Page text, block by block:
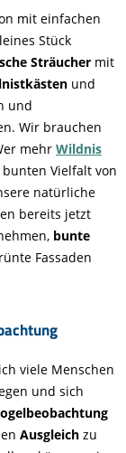
mit einfachen
Stück
Sträucher mit
und
und
Wir brauchen
mehr Wildnis
Vielfalt von
natürliche
bereits jetzt
bunte
Fassaden
viele Menschen
und sich
Ausgleich zu